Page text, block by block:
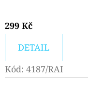
299 Kč
DETAIL
Kód: 4187/RAI